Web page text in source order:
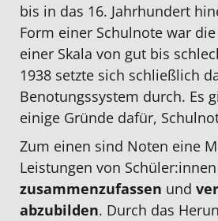
bis in das 16. Jahrhundert
Form einer Schulnote war
einer Skala von gut bis
1938 setzte sich schließlich
Benotungssystem durch. Es
einige Gründe dafür,
Zum einen sind Noten eine
Leistungen von Schüler:innen
zusammenzufassen und
abzubilden. Durch das